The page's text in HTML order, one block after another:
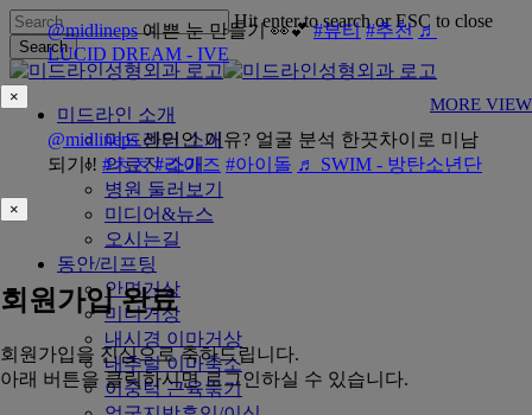
Skip
to
main
content
Hit enter to search or ESC to close
Search
Close
Search
Menu
미드라인 소개
미드라인 소개
의료진 소개
병원 둘러보기
미디어&뉴스
오시는길
동안/리프팅
안면거상
미니거상
내시경 이마거상
내추럴 이마축소
이중턱 근육묶기
MORE VIEW
@midlineps예쁜 눈 만들기 👀💕#뷰티 #추천 ♬
LUCID DREAM - IVE
×
@midlineps센터인 이유? 얼굴 분석 한끗차이로 미남
되기!! #ㅊㅊ #라이즈 #아이돌 ♬ SWIM - 방탄소년단
×
회원가입 완료
회원가입을 진심으로 축하드립니다.
아래 버튼을 클릭하시면 로그인하실 수 있습니다.